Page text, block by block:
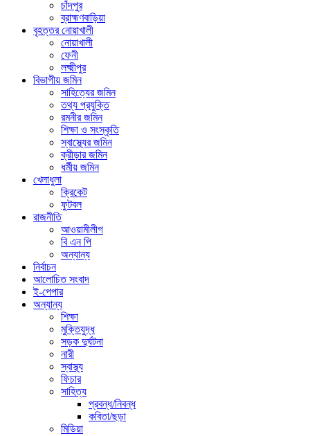
চাঁদপুর
ব্রাহ্মণবাড়িয়া
বৃহত্তর নোয়াখালী
নোয়াখালী
ফেনী
লক্ষ্মীপুর
বিভাগীয় জমিন
সাহিত্যের জমিন
তথ্য প্রযুক্তি
রমনীর জমিন
শিক্ষা ও সংস্কৃতি
স্বাস্থ্যের জমিন
ক্রীড়ার জমিন
ধর্মীয় জমিন
খেলাধুলা
ক্রিকেট
ফুটবল
রাজনীতি
আওয়ামীলীগ
বি এন পি
অন্যান্য
নির্বাচন
আলোচিত সংবাদ
ই-পেপার
অন্যান্য
শিক্ষা
মুক্তিযুদ্ধ
সড়ক দুর্ঘটনা
নারী
স্বাস্থ্য
ফিচার
সাহিত্য
প্রবন্ধ/নিবন্ধ
কবিতা/ছড়া
মিডিয়া